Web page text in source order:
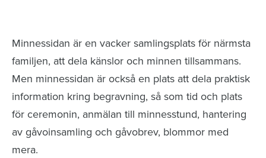
Minnessidan är en vacker samlingsplats för närmsta
familjen, att dela känslor och minnen tillsammans.
Men minnessidan är också en plats att dela praktisk
information kring begravning, så som tid och plats
för ceremonin, anmälan till minnesstund, hantering
av gåvoinsamling och gåvobrev, blommor med
mera.